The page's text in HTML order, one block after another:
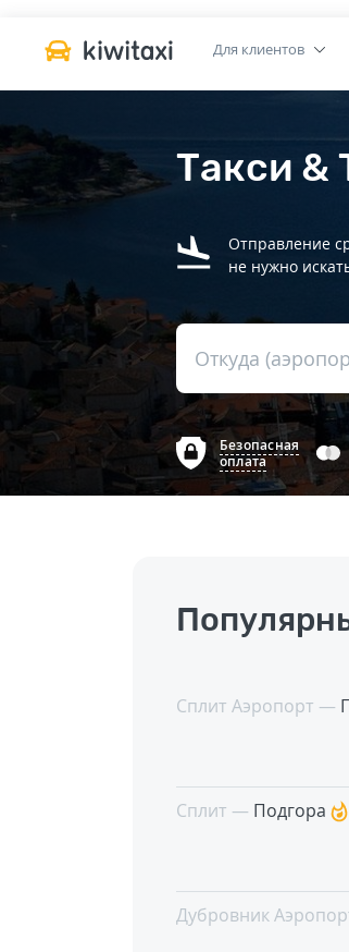
Для клиентов
Такси &
Отправление
не нужно
Безопасная
оплата
Сплит Аэропорт —
Сплит — Подгора
Дубровник